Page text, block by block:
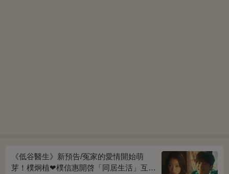
《低谷醫生》新預告/冤家的愛情開始萌
芽！樸炯植❤樸信惠開啓「同居生活」互相